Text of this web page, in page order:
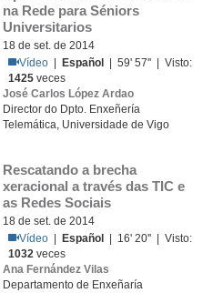
na Rede para Séniors
Universitarios
18 de set. de 2014
Vídeo
Español
| 59' 57'' | Visto:
1425 veces
José Carlos López Ardao
Director do Dpto. Enxeñería
Telemática, Universidade de Vigo
Rescatando a brecha
xeracional a través das TIC e
as Redes Sociais
18 de set. de 2014
Vídeo
Español
| 16' 20'' | Visto:
1032 veces
Ana Fernández Vilas
Departamento de Enxeñaría